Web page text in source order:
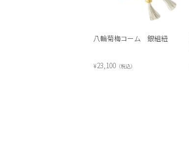
八輪菊梅コーム 銀組紐
¥23,100 税込